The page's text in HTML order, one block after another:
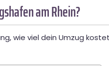
am Rhein?
wie viel dein Umzug